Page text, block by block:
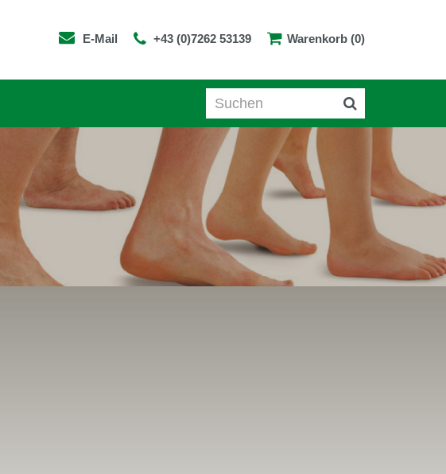
E-Mail +43 (0)7262 53139 Warenkorb (0)